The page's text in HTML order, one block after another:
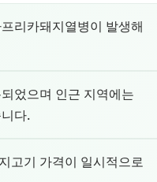
리카돼지열병이 발생해
었으며 인근 지역에는
다.
고기 가격이 일시적으로